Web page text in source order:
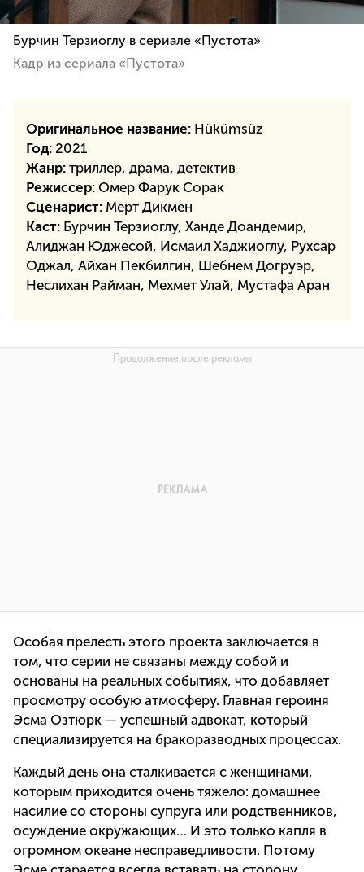
Бурчин Терзиоглу в сериале «Пустота»
Кадр из сериала «Пустота»
Оригинальное название: Hükümsüz
Год: 2021
Жанр: триллер, драма, детектив
Режиссер: Омер Фарук Сорак
Сценарист: Мерт Дикмен
Каст: Бурчин Терзиоглу, Ханде Доандемир,
Алиджан Юджесой, Исмаил Хаджиоглу, Рухсар
Оджал, Айхан Пекбилгин, Шебнем Догруэр,
Неслихан Райман, Мехмет Улай, Мустафа Аран
Особая прелесть этого проекта заключается в
том, что серии не связаны между собой и
основаны на реальных событиях, что добавляет
просмотру особую атмосферу. Главная героиня
Эсма Озтюрк — успешный адвокат, который
специализируется на бракоразводных процессах.
Каждый день она сталкивается с женщинами,
которым приходится очень тяжело: домашнее
насилие со стороны супруга или родственников,
осуждение окружающих… И это только капля в
огромном океане несправедливости. Потому